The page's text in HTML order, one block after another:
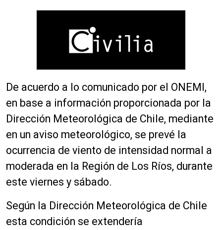
De acuerdo a lo comunicado por el ONEMI,
en base a información proporcionada por la
Dirección Meteorológica de Chile, mediante
en un aviso meteorológico, se prevé la
ocurrencia de viento de intensidad normal a
moderada en la Región de Los Ríos, durante
este viernes y sábado.
Según la Dirección Meteorológica de Chile
esta condición se extendería